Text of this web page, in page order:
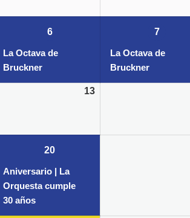
6
La Octava de
Bruckner
7
La Octava de
Bruckner
13
20
Aniversario | La
Orquesta cumple
30 años